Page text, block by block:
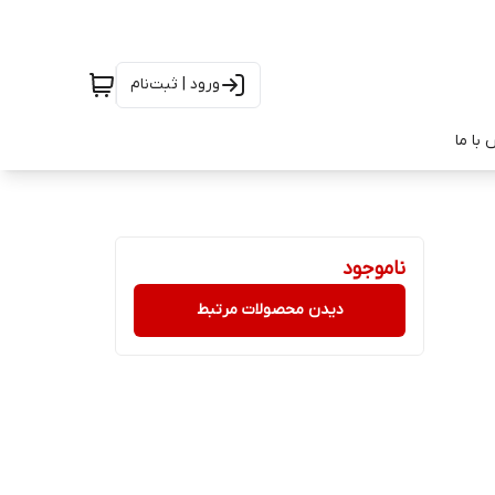
ورود | ثبت‌نام
با ما
ناموجود
دیدن محصولات مرتبط